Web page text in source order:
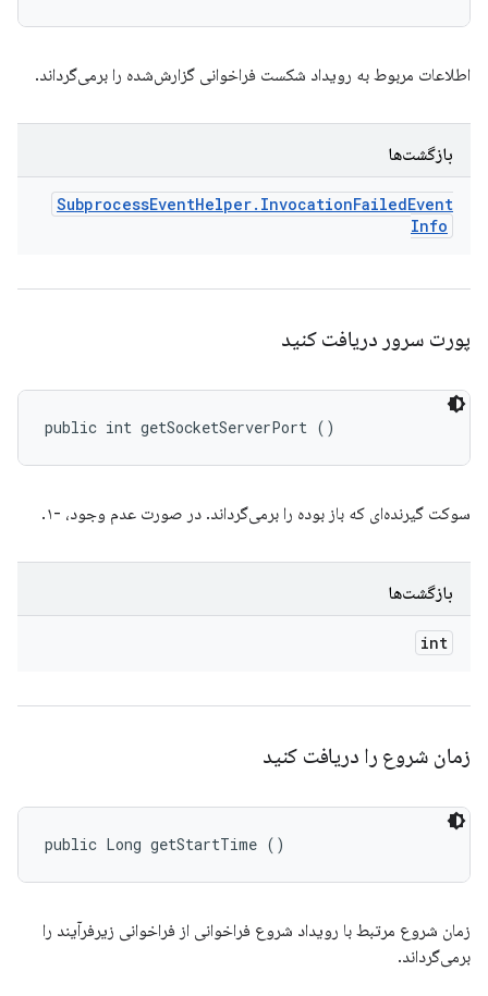
اطلاعات مربوط به رویداد شکست فراخوانی گزارش‌شده را برمی‌گرداند.
بازگشت‌ها
SubprocessEventHelper. InvocationFailedEvent
Info
پورت سرور دریافت کنید
public int getSocketServerPort ()
سوکت گیرنده‌ای که باز بوده را برمی‌گرداند. در صورت عدم وجود، -۱.
بازگشت‌ها
int
زمان شروع را دریافت کنید
public Long getStartTime ()
زمان شروع مرتبط با رویداد شروع فراخوانی از فراخوانی زیرفرآیند را
برمی‌گرداند.